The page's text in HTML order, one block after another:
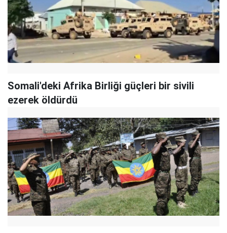
Somali'deki Afrika Birliği güçleri bir sivili
ezerek öldürdü